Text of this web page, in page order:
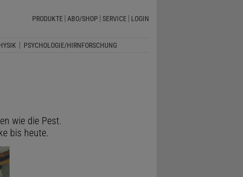
PRODUKTE ABO/SHOP SERVICE LOGIN
PSYCHOLOGIE/HIRNFORSCHUNG
wie die Pest.
bis heute.